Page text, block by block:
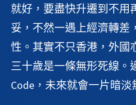
就好，要盡快升遷到不用
妥，不然一遇上經濟轉差
性。其實不只香港，外國
三十歲是一條無形死線。
Code，未來就會一片暗淡